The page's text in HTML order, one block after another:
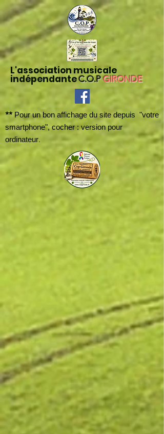
L'association musicale
indépendanteC.O.PGIRONDE
** Pour un bon affichage du site depuis "votre
smartphone", cocher : version pour
ordinateur.